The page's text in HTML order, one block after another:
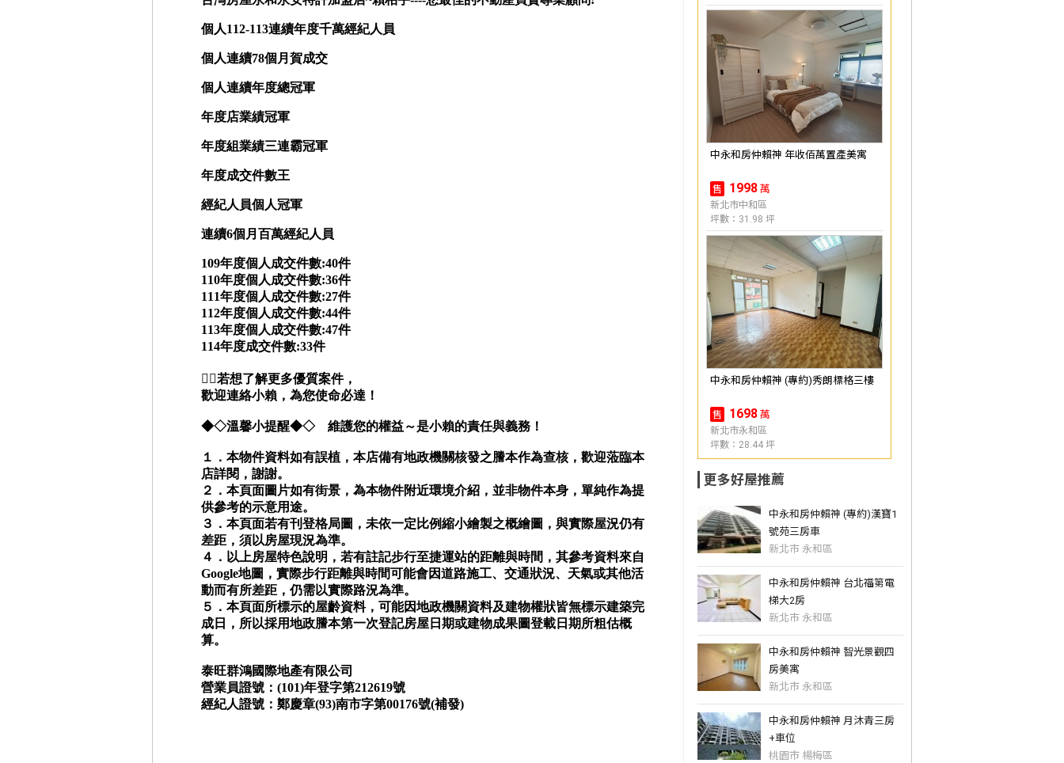
中永和房仲賴神 年收佰萬置產美寓
售 1998 萬
新北市中和區
坪數：31.98 坪
中永和房仲賴神 (專約)秀朗標格三樓
售 1698 萬
新北市永和區
坪數：28.44 坪
更多好屋推薦
中永和房仲賴神 (專約)漢寶1
號苑三房車
新北市 永和區
中永和房仲賴神 台北福第電
梯大2房
新北市 永和區
中永和房仲賴神 智光景觀四
房美寓
新北市 永和區
中永和房仲賴神 月沐青三房
+車位
桃園市 楊梅區